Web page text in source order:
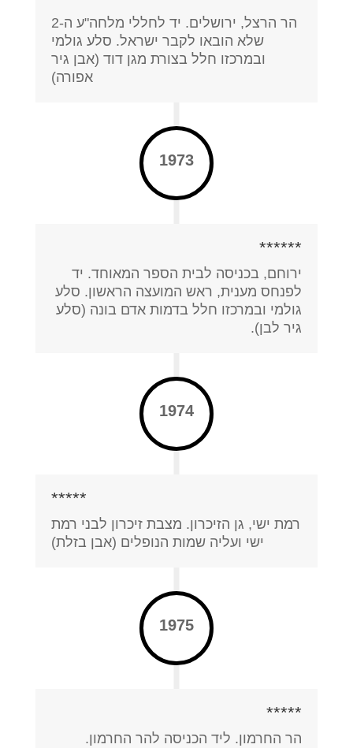
הר הרצל, ירושלים. יד לחללי מלחה"ע ה-2
שלא הובאו לקבר ישראל. סלע גולמי
ובמרכזו חלל בצורת מגן דוד (אבן גיר
אפורה)
1973
******
ירוחם, בכניסה לבית הספר המאוחד. יד
לפנחס מענית, ראש המועצה הראשון. סלע
גולמי ובמרכזו חלל בדמות אדם בונה (סלע
גיר לבן).
1974
*****
רמת ישי, גן הזיכרון. מצבת זיכרון לבני רמת
ישי ועליה שמות הנופלים (אבן בזלת)
1975
*****
הר החרמון. ליד הכניסה להר החרמון.